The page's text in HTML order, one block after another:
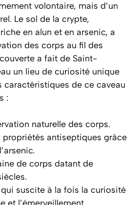
volontaire, mais d’un
Le sol de la crypte,
en alun et en arsenic, a
des corps au fil des
a fait de Saint-
un lieu de curiosité unique
caractéristiques de ce caveau
:
naturelle des corps.
propriétés antiseptiques grâce
de corps datant de
suscite à la fois la curiosité